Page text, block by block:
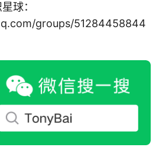
球：
groups/51284458844